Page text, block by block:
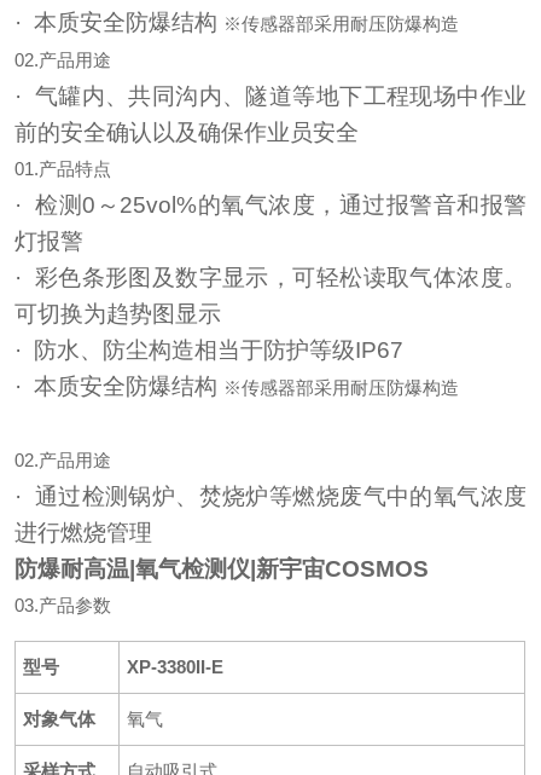
· 本质安全防爆结构 ※传感器部采用耐压防爆构造
02.产品用途
· 气罐内、共同沟内、隧道等地下工程现场中作业
前的安全确认以及确保作业员安全
01.产品特点
· 检测0～25vol%的氧气浓度，通过报警音和报警
灯报警
· 彩色条形图及数字显示，可轻松读取气体浓度。
可切换为趋势图显示
· 防水、防尘构造相当于防护等级IP67
· 本质安全防爆结构 ※传感器部采用耐压防爆构造
02.产品用途
· 通过检测锅炉、焚烧炉等燃烧废气中的氧气浓度
进行燃烧管理
防爆耐高温|氧气检测仪|新宇宙COSMOS
03.产品参数
型号 XP-3380II-E
对象气体 氧气
采样方式 自动吸引式